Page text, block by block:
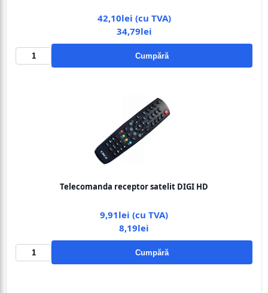
42,10lei (cu TVA)
34,79lei
Cumpără
Telecomanda receptor satelit DIGI HD
9,91lei (cu TVA)
8,19lei
Cumpără